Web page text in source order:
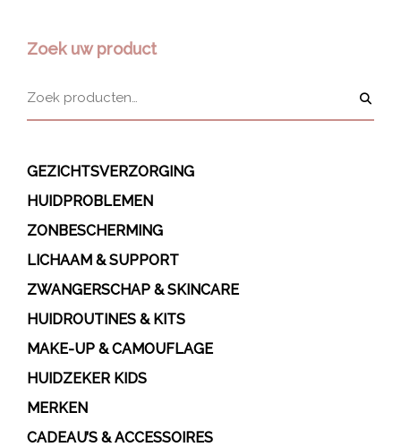
Zoek uw product
GEZICHTSVERZORGING
HUIDPROBLEMEN
ZONBESCHERMING
LICHAAM & SUPPORT
ZWANGERSCHAP & SKINCARE
HUIDROUTINES & KITS
MAKE-UP & CAMOUFLAGE
HUIDZEKER KIDS
MERKEN
CADEAU’S & ACCESSOIRES